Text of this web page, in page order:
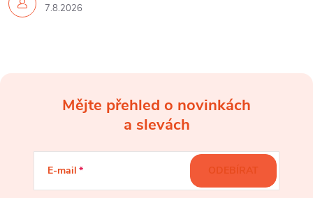
7.8.2026
Mějte přehled o novinkách
a slevách
E-mail ODEBÍRAT